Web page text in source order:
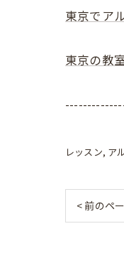
東京でア
東京の教
レッスン ア
< 前のペ